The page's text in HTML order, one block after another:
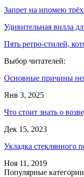
Запрет на ипомею
Удивительная вилла
Пять ретро-стилей,
Выбор читателей:
Основные причины
Янв 3, 2025
Что стоит знать о
Дек 15, 2023
Укладка стеклянного
Ноя 11, 2019
Популярные категории